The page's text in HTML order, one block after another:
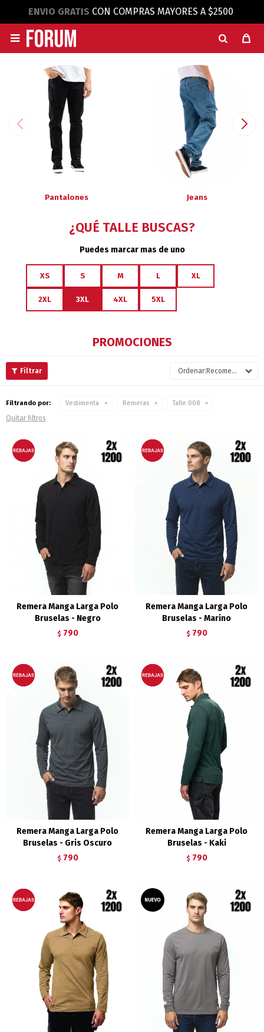
ENVIO GRATIS CON COMPRAS MAYORES A $2500

Pantalones Jeans
¿QUÉ TALLE BUSCAS?
Puedes marcar mas de uno
XS S M L XL
2XL 3XL 4XL 5XL
PROMOCIONES
Recomendados
Filtrando por: Vestimenta Remeras Talle 008
Quitar filtros
Remera Manga Larga Polo
Bruselas - Negro
$ 790
Remera Manga Larga Polo
Bruselas - Marino
$ 790
Remera Manga Larga Polo
Bruselas - Gris Oscuro
$ 790
Remera Manga Larga Polo
Bruselas - Kaki
$ 790